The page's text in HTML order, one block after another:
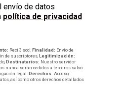
envío de datos
política de privacidad
Reci 3 sccl, Finalidad: Envío de
de suscriptores, Legitimización:
Destinatarios: Nuestro servidor
nunca serán cedidos a terceros salvo
legal. Derechos: Acceso,
así como otros derechos detallados